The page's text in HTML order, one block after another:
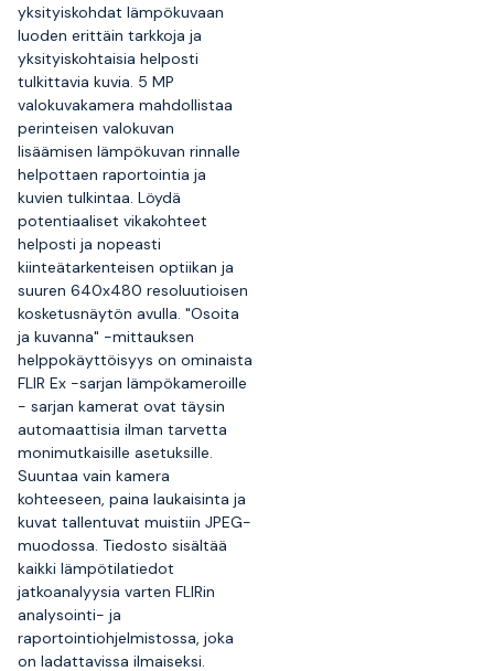
yksityiskohdat lämpökuvaan
luoden erittäin tarkkoja ja
yksityiskohtaisia helposti
tulkittavia kuvia. 5 MP
valokuvakamera mahdollistaa
perinteisen valokuvan
lisäämisen lämpökuvan rinnalle
helpottaen raportointia ja
kuvien tulkintaa. Löydä
potentiaaliset vikakohteet
helposti ja nopeasti
kiinteätarkenteisen optiikan ja
suuren 640x480 resoluutioisen
kosketusnäytön avulla. "Osoita
ja kuvanna" -mittauksen
helppokäyttöisyys on ominaista
FLIR Ex -sarjan lämpökameroille
- sarjan kamerat ovat täysin
automaattisia ilman tarvetta
monimutkaisille asetuksille.
Suuntaa vain kamera
kohteeseen, paina laukaisinta ja
kuvat tallentuvat muistiin JPEG-
muodossa. Tiedosto sisältää
kaikki lämpötilatiedot
jatkoanalyysia varten FLIRin
analysointi- ja
raportointiohjelmistossa, joka
on ladattavissa ilmaiseksi.